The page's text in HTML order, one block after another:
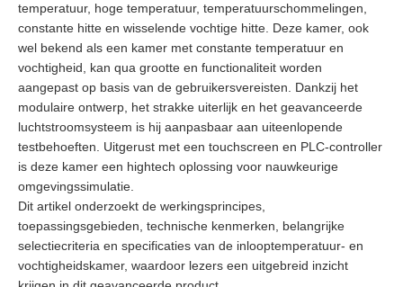
temperatuur, hoge temperatuur, temperatuurschommelingen,
constante hitte en wisselende vochtige hitte. Deze kamer, ook
wel bekend als een kamer met constante temperatuur en
vochtigheid, kan qua grootte en functionaliteit worden
aangepast op basis van de gebruikersvereisten. Dankzij het
modulaire ontwerp, het strakke uiterlijk en het geavanceerde
luchtstroomsysteem is hij aanpasbaar aan uiteenlopende
testbehoeften. Uitgerust met een touchscreen en PLC-controller
is deze kamer een hightech oplossing voor nauwkeurige
omgevingssimulatie.
Dit artikel onderzoekt de werkingsprincipes,
toepassingsgebieden, technische kenmerken, belangrijke
selectiecriteria en specificaties van de inlooptemperatuur- en
vochtigheidskamer, waardoor lezers een uitgebreid inzicht